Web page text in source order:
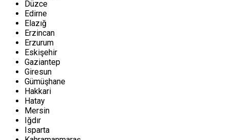
Düzce
Edirne
Elazığ
Erzincan
Erzurum
Eskişehir
Gaziantep
Giresun
Gümüşhane
Hakkari
Hatay
Mersin
Iğdır
Isparta